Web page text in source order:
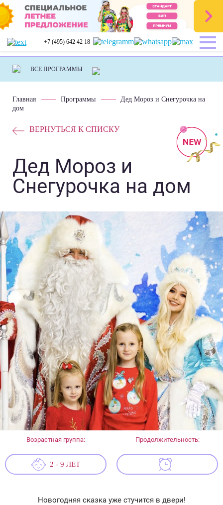
+7 (495) 642 42 18
Главная Программы
Дед Мороз и Снегурочка на
дом
ВЕРНУТЬСЯ К СПИСКУ
Дед Мороз и
Снегурочка на дом
Новогодняя сказка уже стучится в двери!
Возрастная группа:
2 - 9 ЛЕТ
Продолжительность: